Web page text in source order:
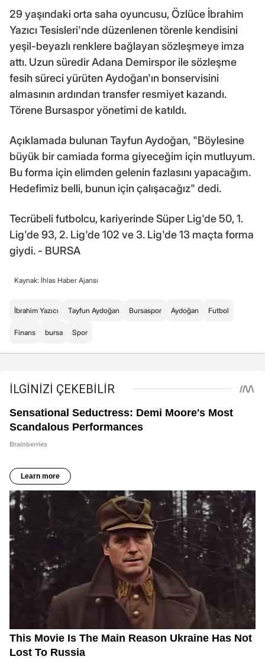
29 yaşındaki orta saha oyuncusu, Özlüce İbrahim
Yazıcı Tesisleri'nde düzenlenen törenle kendisini
yeşil-beyazlı renklere bağlayan sözleşmeye imza
attı. Uzun süredir Adana Demirspor ile sözleşme
fesih süreci yürüten Aydoğan'ın bonservisini
almasının ardından transfer resmiyet kazandı.
Törene Bursaspor yönetimi de katıldı.
Açıklamada bulunan Tayfun Aydoğan, "Böylesine
büyük bir camiada forma giyeceğim için mutluyum.
Bu forma için elimden gelenin fazlasını yapacağım.
Hedefimiz belli, bunun için çalışacağız" dedi.
Tecrübeli futbolcu, kariyerinde Süper Lig'de 50, 1.
Lig'de 93, 2. Lig'de 102 ve 3. Lig'de 13 maçta forma
giydi. - BURSA
Kaynak: İhlas Haber Ajansı
İbrahim Yazıcı Tayfun Aydoğan Bursaspor Aydoğan Futbol
Finans bursa Spor